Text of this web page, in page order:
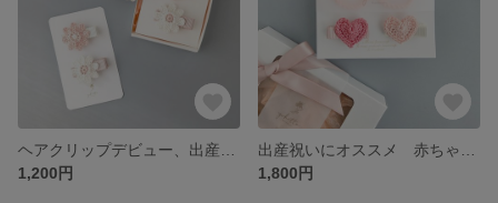
1,200円
1,800円